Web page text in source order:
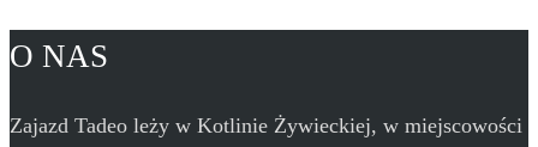
O NAS
Zajazd Tadeo leży w Kotlinie Żywieckiej, w miejscowości